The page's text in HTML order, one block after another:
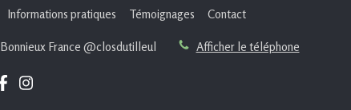
Informations pratiques Témoignages Contact
Bonnieux France @closdutilleul Afficher le téléphone